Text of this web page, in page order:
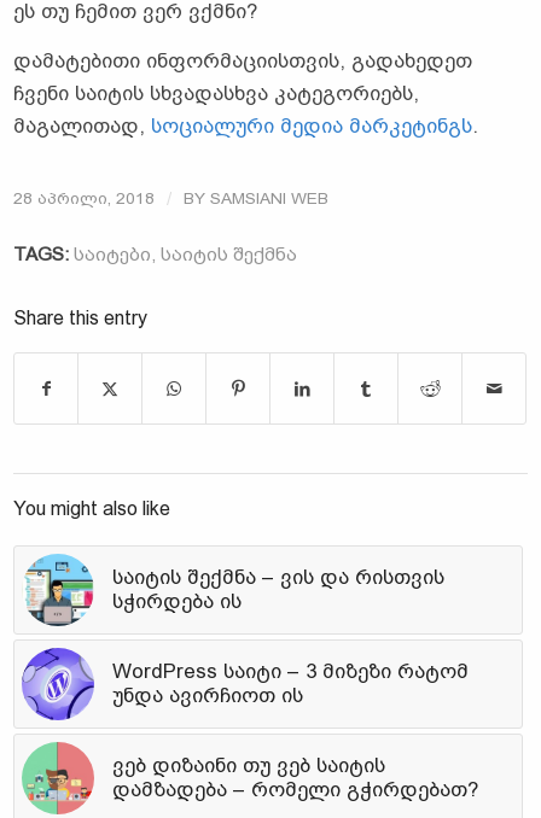
ეს თუ ჩემით ვერ ვქმნი?
დამატებითი ინფორმაციისთვის, გადახედეთ
ჩვენი საიტის სხვადასხვა კატეგორიებს,
მაგალითად, სოციალური მედია მარკეტინგს.
28 ᲐᲞᲠᲘᲚᲘ, 2018 / BYSAMSIANI WEB
TAGS: ᲡᲐᲘᲢᲔᲑᲘ ,ᲡᲐᲘᲢᲘᲡ ᲨᲔᲥᲛᲜᲐ
Share this entry
You might also like
საიტის შექმნა – ვის და რისთვის
სჭირდება ის
WordPress საიტი – 3 მიზეზი რატომ
უნდა ავირჩიოთ ის
ვებ დიზაინი თუ ვებ საიტის
დამზადება – რომელი გჭირდებათ?